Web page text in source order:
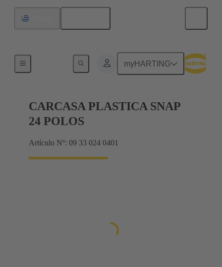
myHARTING
CARCASA PLASTICA SNAP
24 POLOS
Artículo Nº: 09 33 024 0401